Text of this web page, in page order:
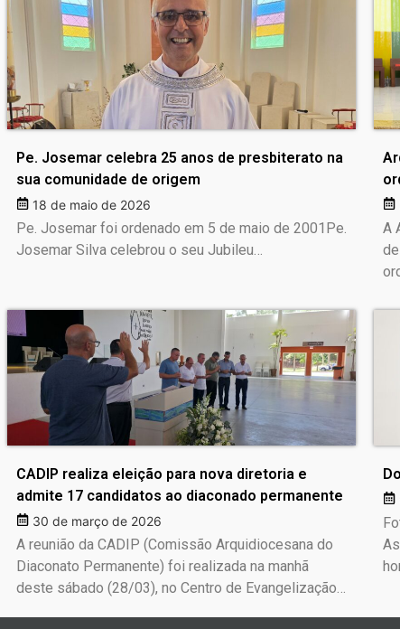
Pe. Josemar celebra 25 anos de presbiterato na
sua comunidade de origem
18 de maio de 2026
Pe. Josemar foi ordenado em 5 de maio de 2001Pe.
Josemar Silva celebrou o seu Jubileu…
A
CADIP realiza eleição para nova diretoria e
admite 17 candidatos ao diaconado permanente
30 de março de 2026
A reunião da CADIP (Comissão Arquidiocesana do
Diaconato Permanente) foi realizada na manhã
deste sábado (28/03), no Centro de Evangelização…